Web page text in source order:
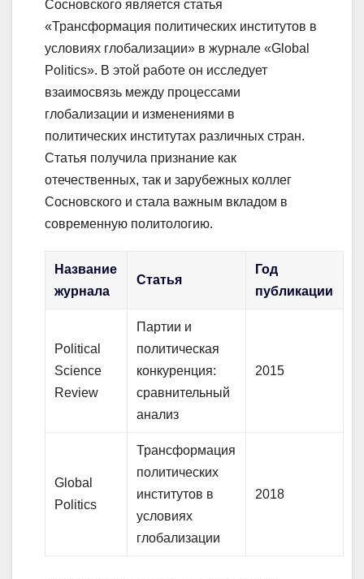
Сосновского является статья
«Трансформация политических институтов в
условиях глобализации» в журнале «Global
Politics». В этой работе он исследует
взаимосвязь между процессами
глобализации и изменениями в
политических институтах различных стран.
Статья получила признание как
отечественных, так и зарубежных коллег
Сосновского и стала важным вкладом в
современную политологию.
Название
журнала
Статья
Год
публикации
Political
Science
Review
Партии и
политическая
конкуренция:
сравнительный
анализ
2015
Global
Politics
Трансформация
политических
институтов в
условиях
глобализации
2018